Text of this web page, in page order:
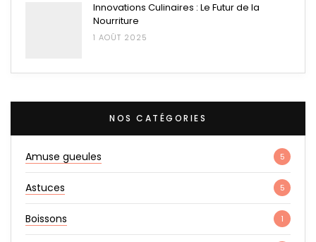
Innovations Culinaires : Le Futur de la
Nourriture
1 AOÛT 2025
NOS CATÉGORIES
Amuse gueules 5
Astuces 5
Boissons 1